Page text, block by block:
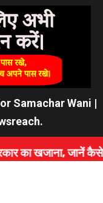
Samachar Wani |
.
जानें कैसे रचा इतिहास।